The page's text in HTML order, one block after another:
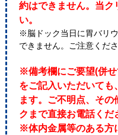
約はできません。当ク
い。
※脳ドック当日に胃バリ
できません。ご注意くださ
※備考欄にご要望(併
をご記入いただいても
ます。ご不明点、そ
クまで直接お電話くだ
※体内金属等のある方